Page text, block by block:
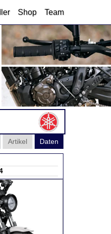
Shop Team
Daten
Artikel